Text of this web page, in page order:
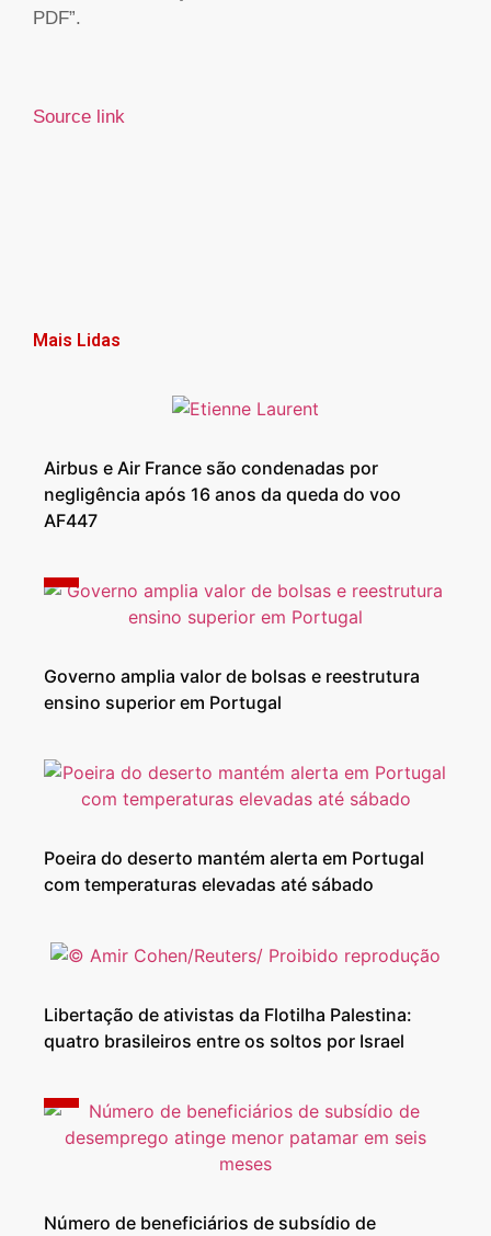
PDF”.
Source link
Mais Lidas
Airbus e Air France são condenadas por
negligência após 16 anos da queda do voo
AF447
Governo amplia valor de bolsas e reestrutura
ensino superior em Portugal
Poeira do deserto mantém alerta em Portugal
com temperaturas elevadas até sábado
Libertação de ativistas da Flotilha Palestina:
quatro brasileiros entre os soltos por Israel
Número de beneficiários de subsídio de